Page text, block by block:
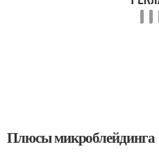
Плюсы микроблейдинга